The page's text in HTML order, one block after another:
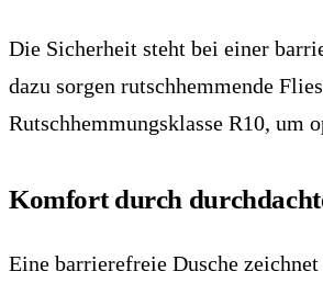
Die Sicherheit steht bei einer
dazu sorgen rutschhemmende
Rutschhemmungsklasse R10, um
Komfort durch
Eine barrierefreie Dusche